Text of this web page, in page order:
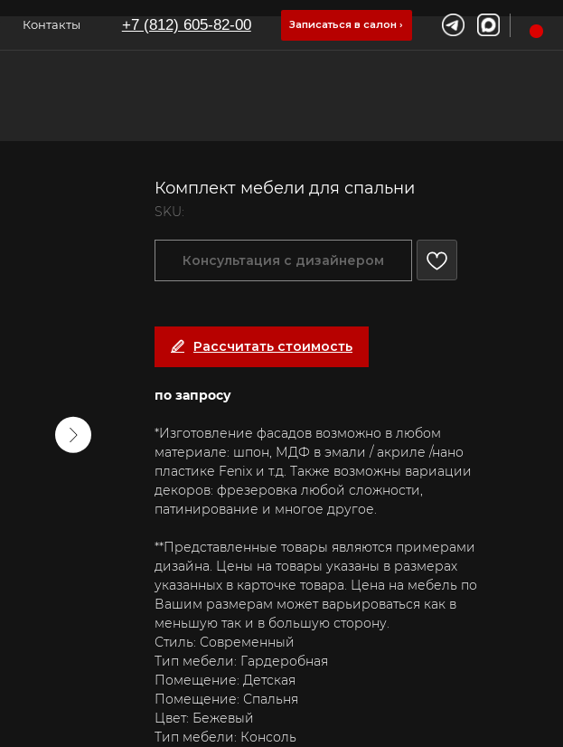
+7 (812) 605-82-00 Записаться в салон ›
Комплект мебели для спальни
SKU:
Консультация с дизайнером
Рассчитать стоимость
по запросу
*Изготовление фасадов возможно в любом
материале: шпон, МДФ в эмали / акриле /нано
пластике Fenix и т.д. Также возможны вариации
декоров: фрезеровка любой сложности,
патинирование и многое другое.
**Представленные товары являются примерами
дизайна. Цены на товары указаны в размерах
указанных в карточке товара. Цена на мебель по
Вашим размерам может варьироваться как в
меньшую так и в большую сторону.
Стиль: Современный
Тип мебели: Гардеробная
Помещение: Детская
Помещение: Спальня
Цвет: Бежевый
Тип мебели: Консоль